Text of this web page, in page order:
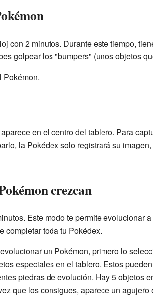
con 2 minutos. Durante este tiempo,
golpear los "bumpers" (unos objetos
Pokémon.
en el centro del tablero. Para
la Pokédex solo registrará su
crezcan
Este modo te permite evolucionar
completar toda tu Pokédex.
un Pokémon, primero lo
especiales en el tablero. Estos
piedras de evolución. Hay 5 objetos
que los consigues, aparece un agujero